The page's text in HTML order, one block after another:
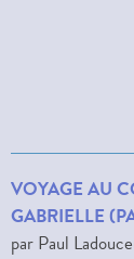
VOYAGE AU
GABRIELLE
par Paul